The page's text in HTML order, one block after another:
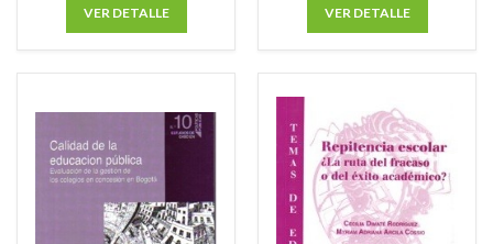
VER DETALLE VER DETALLE